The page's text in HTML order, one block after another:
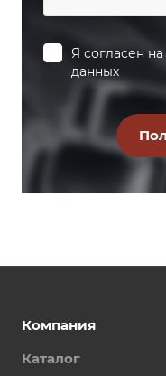
Я согласен на
данных
Компания
Каталог